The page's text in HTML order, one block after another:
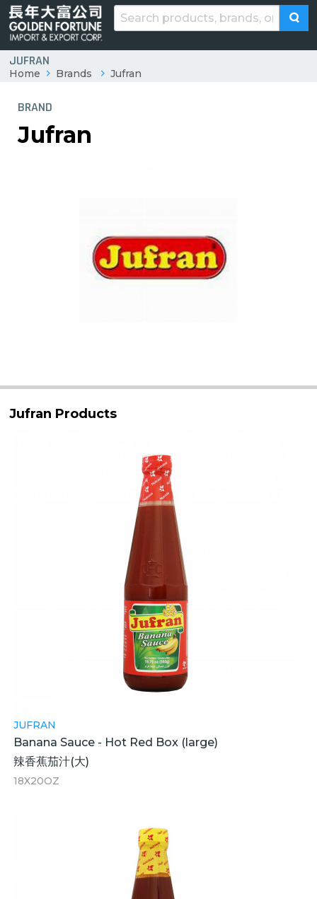
JUFRAN
Home Brands Jufran
BRAND
Jufran
Jufran Products
JUFRAN
Banana Sauce - Hot Red Box (large)
辣香蕉茄汁(大)
18X20OZ